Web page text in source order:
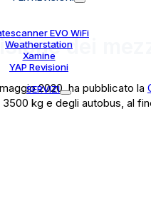
EVO WiFi
Weatherstation
Xamine
YAP Revisioni
SERVIZI
dei
2020, ha pubblicato la
kg e degli autobus, al